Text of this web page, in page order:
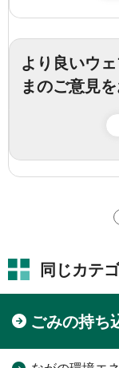
より良いウ
まのご意見
同じカテ
ごみの持ち